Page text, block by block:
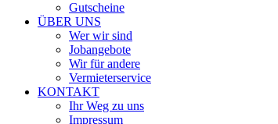
Gutscheine
ÜBER UNS
Wer wir sind
Jobangebote
Wir für andere
Vermieterservice
KONTAKT
Ihr Weg zu uns
Impressum